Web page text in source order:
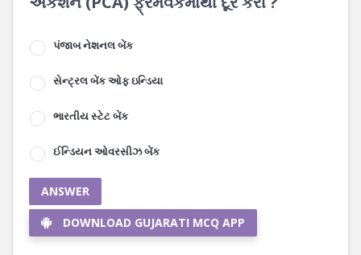
પંજાબ નેશનલ બેંક
સેન્ટ્રલ બેંક ઓફ ઇન્ડિયા
ભારતીય સ્ટેટ બેંક
ઈન્ડિયન ઓવરસીઝ બેંક
ANSWER
DOWNLOAD GUJARATI MCQ APP